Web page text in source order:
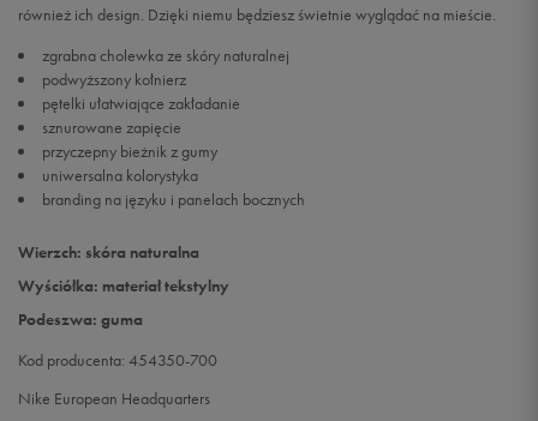
45,5 29,5 cm
46 30 cm
47,5 31 cm
również ich design. Dzięki niemu będziesz świetnie wyglądać na mieście.
zgrabna cholewka ze skóry naturalnej
podwyższony kołnierz
pętelki ułatwiające zakładanie
sznurowane zapięcie
przyczepny bieżnik z gumy
uniwersalna kolorystyka
branding na języku i panelach bocznych
Wierzch: skóra naturalna
Wyściółka: materiał tekstylny
Podeszwa: guma
Kod producenta: 454350-700
Nike European Headquarters